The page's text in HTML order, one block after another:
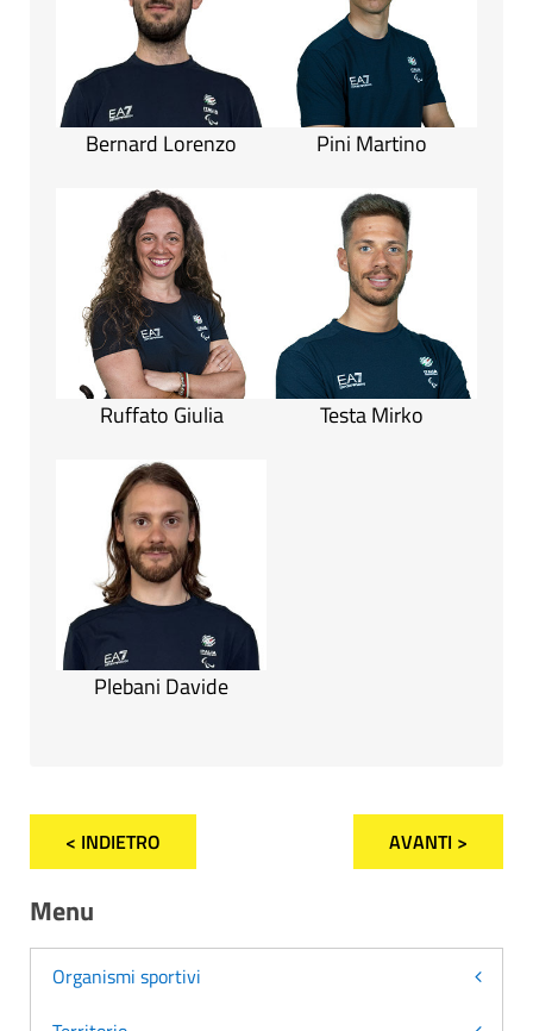
Bernard Lorenzo Pini Martino
Ruffato Giulia Testa Mirko
Plebani Davide
< INDIETRO AVANTI >
Menu
Organismi sportivi